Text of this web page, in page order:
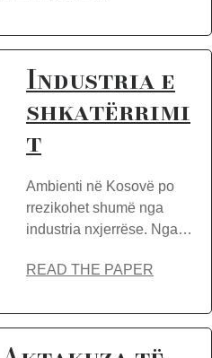
Industria e
shkatërrimi
t
Ambienti në Kosovë po
rrezikohet shumë nga
industria nxjerrëse. Nga…
READ THE PAPER